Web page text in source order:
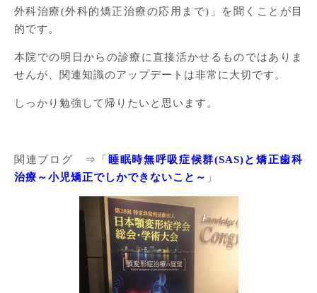
外科治療(外科的矯正治療の応用まで)」を聞くことが目
的です。
本院での明日からの診療に直接活かせるものではありま
せんが、関連知識のアップデートは非常に大切です。
しっかり勉強して帰りたいと思います。
関連ブログ ⇒「 睡眠時無呼吸症候群(SAS)と矯正歯科
治療～小児矯正でしかできないこと～ 」